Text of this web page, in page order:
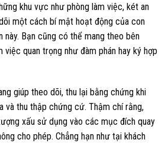
khu vực như phòng làm việc, két an
một cách bí mật hoạt động của con
này. Bạn cũng có thể mang theo bên
việc quan trọng như đàm phán hay ký hợp
giúp theo dõi, thu lại bằng chứng khi
và thu thập chứng cứ. Thậm chí rằng,
xấu sử dụng vào các mục đích quay
cho phép. Chẳng hạn như tại khách